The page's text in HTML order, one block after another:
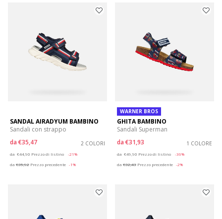
SANDAL AIRADYUM BAMBINO
Sandali con strappo
da €35,47 2 COLORI
da €44,90 Prezzo di listino
-21%
da €35,92 Prezzo precedente -1%
WARNER BROS
GHITA BAMBINO
Sandali Superman
da €31,93 1 COLORE
da €49,90 Prezzo di listino
-36%
da €32,43 Prezzo precedente -2%